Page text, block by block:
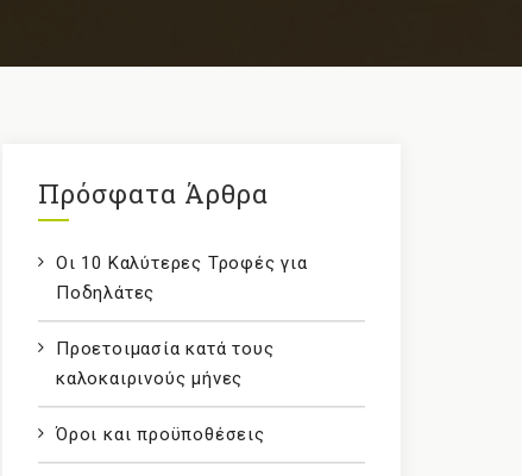
Πρόσφατα Άρθρα
Οι 10 Καλύτερες Τροφές για
Ποδηλάτες
Προετοιμασία κατά τους
καλοκαιρινούς μήνες
Όροι και προϋποθέσεις